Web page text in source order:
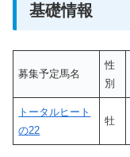
基礎情報
募集予定馬名
性
別
トータルヒート
の22
牡